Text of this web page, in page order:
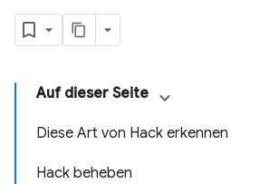
Auf dieser Seite
Diese Art von Hack erkennen
Hack beheben